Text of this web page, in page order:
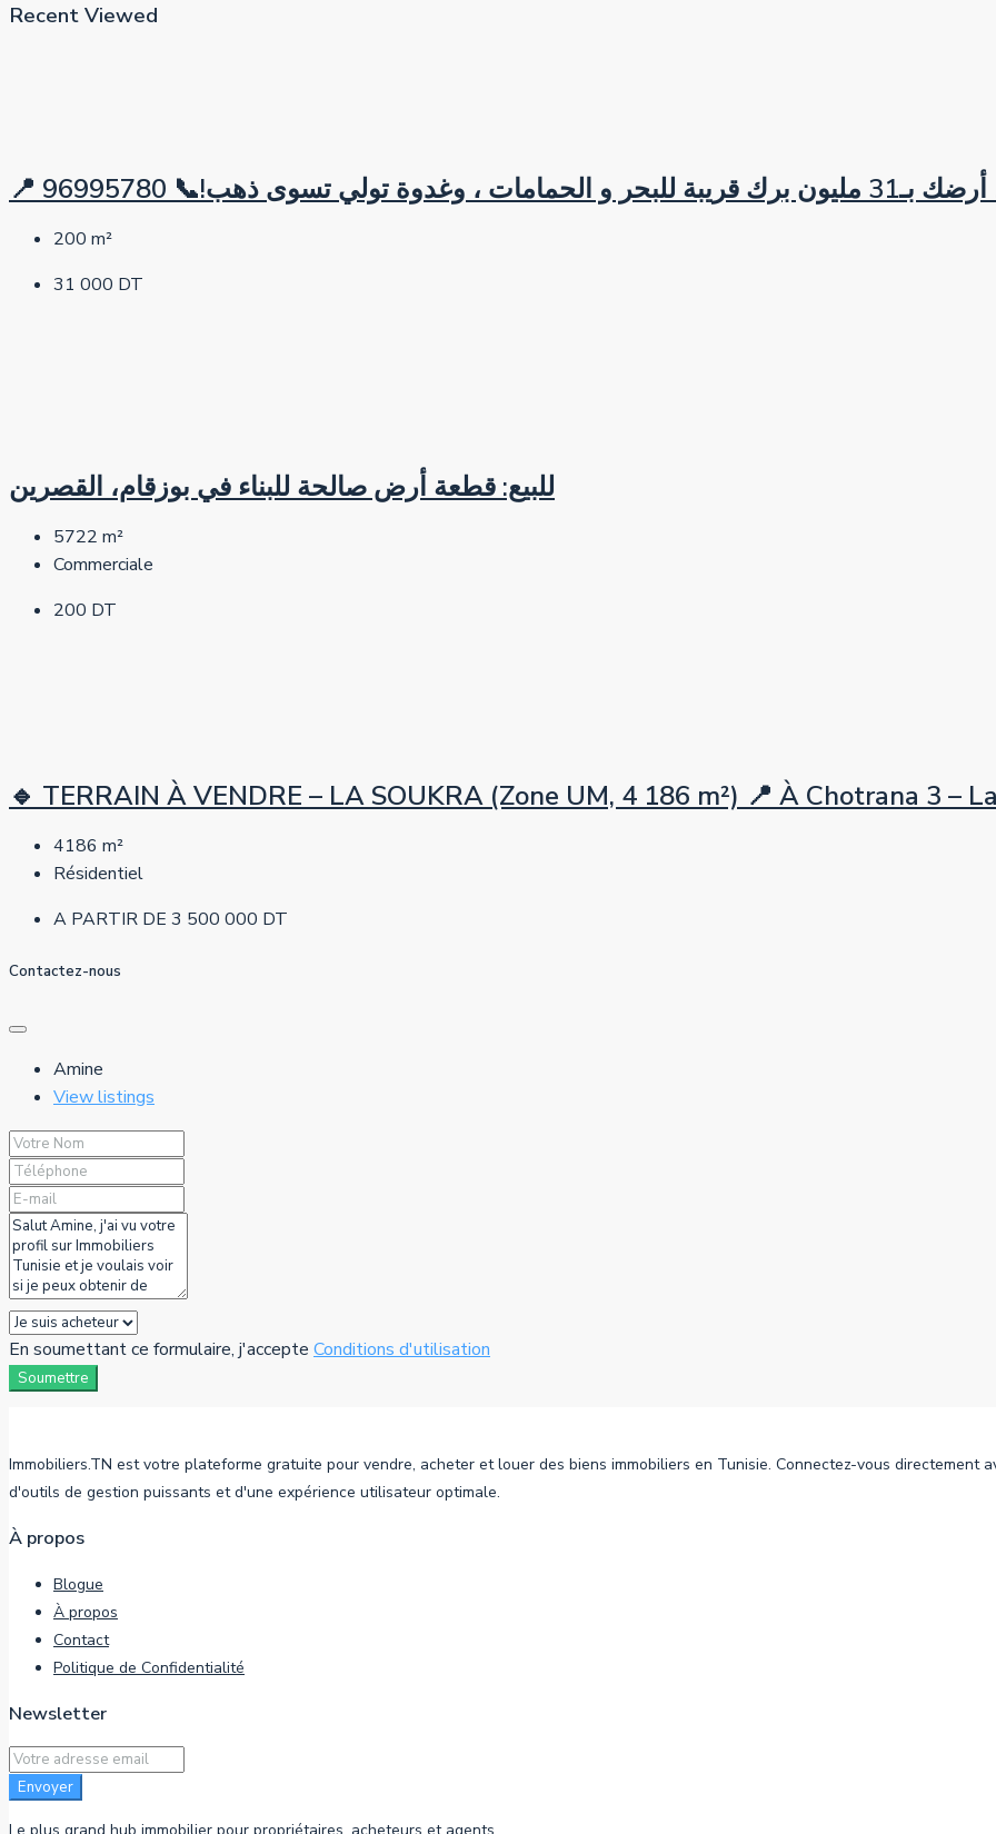
Recent Viewed
، وغدوة تولي تسوى ذهب!📞 96995780
200 m²
31 000 DT
للبيع: قطعة أرض صالحة للبناء في بوزقام، القصرين
5722 m²
Commerciale
200 DT
🔹 TERRAIN À VENDRE – LA SOUKRA (Zone UM, 4 186 m²) 📍 À Chotrana 3 –
4186 m²
Résidentiel
A PARTIR DE 3 500 000 DT
Contactez-nous
Amine
View listings
En soumettant ce formulaire, j'accepte Conditions d'utilisation
Soumettre
Immobiliers.TN est votre plateforme gratuite pour vendre, acheter et louer des biens immobiliers en Tunisie. Connectez-vous
d'outils de gestion puissants et d'une expérience utilisateur optimale.
À propos
Blogue
À propos
Contact
Politique de Confidentialité
Newsletter
Envoyer